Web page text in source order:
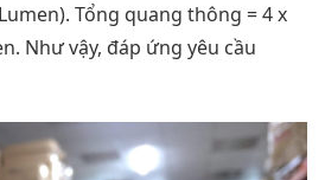
Tổng quang thông = 4 x
Như vậy, đáp ứng yêu cầu